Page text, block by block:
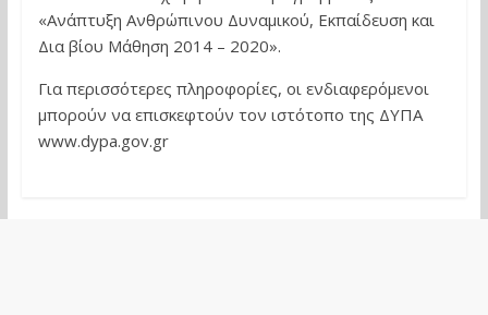
«Ανάπτυξη Ανθρώπινου Δυναμικού, Εκπαίδευση και
Δια βίου Μάθηση 2014 – 2020».
Για περισσότερες πληροφορίες, οι ενδιαφερόμενοι
μπορούν να επισκεφτούν τον ιστότοπο της ΔΥΠΑ
www.dypa.gov.gr